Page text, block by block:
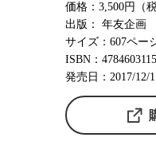
価格：3,500円（税
出版： 年友企画
サイズ：607ペー
ISBN：4784603115
発売日：2017/12/1